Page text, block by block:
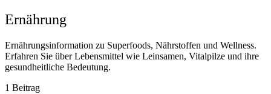
Ernährung
Ernährungsinformation zu Superfoods, Nährstoffen und Wellness.
Erfahren Sie über Lebensmittel wie Leinsamen, Vitalpilze und ihre
gesundheitliche Bedeutung.
1 Beitrag